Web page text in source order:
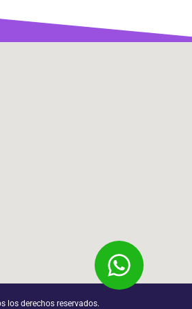
los derechos reservados.